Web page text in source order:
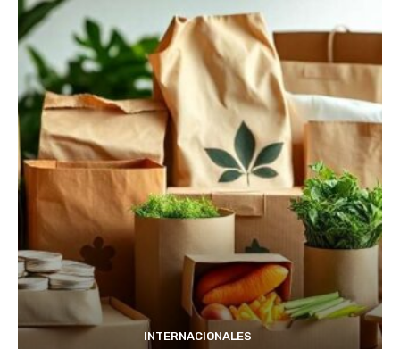
INTERNACIONALES